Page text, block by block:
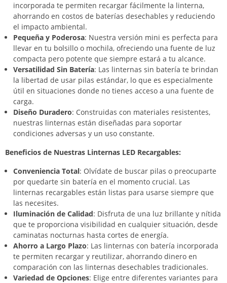
incorporada te permiten recargar fácilmente la linterna,
ahorrando en costos de baterías desechables y reduciendo
el impacto ambiental.
Pequeña y Poderosa: Nuestra versión mini es perfecta para
llevar en tu bolsillo o mochila, ofreciendo una fuente de luz
compacta pero potente que siempre estará a tu alcance.
Versatilidad Sin Batería: Las linternas sin batería te brindan
la libertad de usar pilas estándar, lo que es especialmente
útil en situaciones donde no tienes acceso a una fuente de
carga.
Diseño Duradero: Construidas con materiales resistentes,
nuestras linternas están diseñadas para soportar
condiciones adversas y un uso constante.
Beneficios de Nuestras Linternas LED Recargables:
Conveniencia Total: Olvídate de buscar pilas o preocuparte
por quedarte sin batería en el momento crucial. Las
linternas recargables están listas para usarse siempre que
las necesites.
Iluminación de Calidad: Disfruta de una luz brillante y nítida
que te proporciona visibilidad en cualquier situación, desde
caminatas nocturnas hasta cortes de energía.
Ahorro a Largo Plazo: Las linternas con batería incorporada
te permiten recargar y reutilizar, ahorrando dinero en
comparación con las linternas desechables tradicionales.
Variedad de Opciones: Elige entre diferentes variantes para